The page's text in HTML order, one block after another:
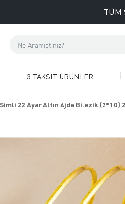
TÜM
3 TAKSİT ÜRÜNLER
Simli 22 Ayar Altın Ajda Bilezik (2*10)